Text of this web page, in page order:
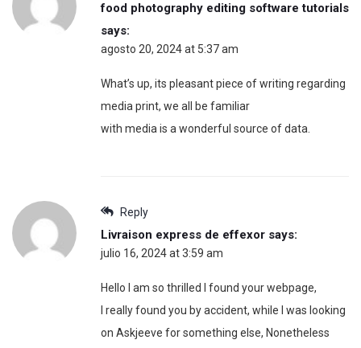
food photography editing software tutorials
says:
agosto 20, 2024 at 5:37 am
What’s up, its pleasant piece of writing regarding
media print, we all be familiar
with media is a wonderful source of data.
Reply
Livraison express de effexor says:
julio 16, 2024 at 3:59 am
Hello I am so thrilled I found your webpage,
I really found you by accident, while I was looking
on Askjeeve for something else, Nonetheless